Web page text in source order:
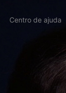
Centro de ajuda